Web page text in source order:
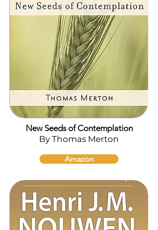
New Seeds of Contemplation
By Thomas Merton
Amazon